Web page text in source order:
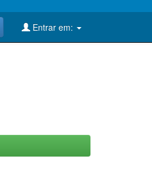
Entrar em: